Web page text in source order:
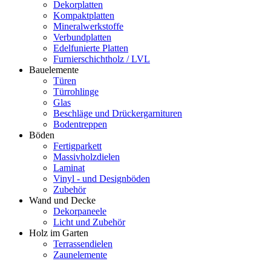
Dekorplatten
Kompaktplatten
Mineralwerkstoffe
Verbundplatten
Edelfunierte Platten
Furnierschichtholz / LVL
Bauelemente
Türen
Türrohlinge
Glas
Beschläge und Drückergarnituren
Bodentreppen
Böden
Fertigparkett
Massivholzdielen
Laminat
Vinyl - und Designböden
Zubehör
Wand und Decke
Dekorpaneele
Licht und Zubehör
Holz im Garten
Terrassendielen
Zaunelemente